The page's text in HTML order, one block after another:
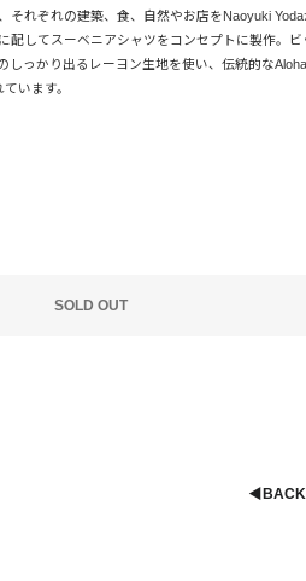
それぞれの建築、食、自然やお店をNaoyuki Yoda
配してスーベニアシャツをコンセプトに製作。ビ
しっかり出るレーヨン生地を使い、伝統的なAloha
います。
SOLD OUT
◀︎BACK